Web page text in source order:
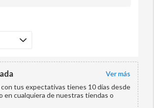
ver más
tus expectativas tienes 10 días desde
en cualquiera de nuestras tiendas o